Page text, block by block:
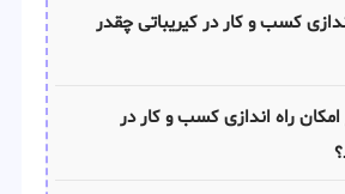
کسب و کار در کیریباتی چقدر
امکان راه اندازی کسب و کار در